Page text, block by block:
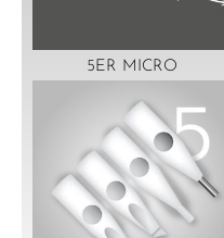
5ER MICRO